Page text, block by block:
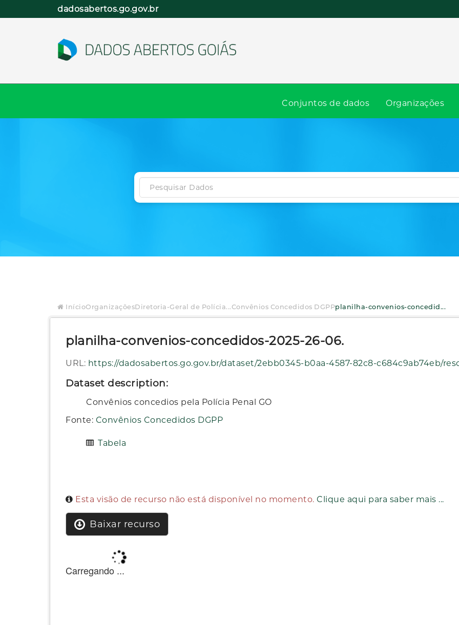
dadosabertos.go.gov.br
Conjuntos de dados Organizações
InícioOrganizaçõesDiretoria-Geral de Polícia...Convênios Concedidos DGPPplanilha-convenios-concedid...
planilha-convenios-concedidos-2025-26-06.
URL: https://dadosabertos.go.gov.br/dataset/2ebb0345-b0aa-4587-82c8-c684c9ab74eb/resource/dd231657-a9af-4b3a-9b53-f56e95e78072/download/planilha-convenios-concedidos-2025-
Dataset description:
Convênios concedios pela Polícia Penal GO
Fonte: Convênios Concedidos DGPP
Tabela
Esta visão de recurso não está disponível no momento. Clique aqui para saber mais ...
Baixar recurso